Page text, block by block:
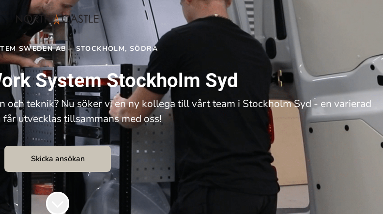
SWEDEN AB · STOCKHOLM, SÖDRA
System Stockholm Syd
teknik? Nu söker vi en ny kollega till vårt team i Stockholm Syd - en varierad
utvecklas tillsammans med oss!
Skicka ansökan